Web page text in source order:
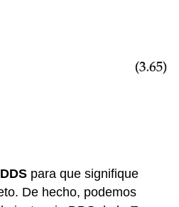
DDS para que signifique
De hecho, podemos